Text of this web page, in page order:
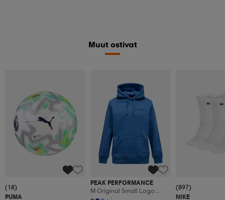
Muut ostivat
(18)
PUMA
PEAK PERFORMANCE
M Original Small Logo
(897)
NIKE